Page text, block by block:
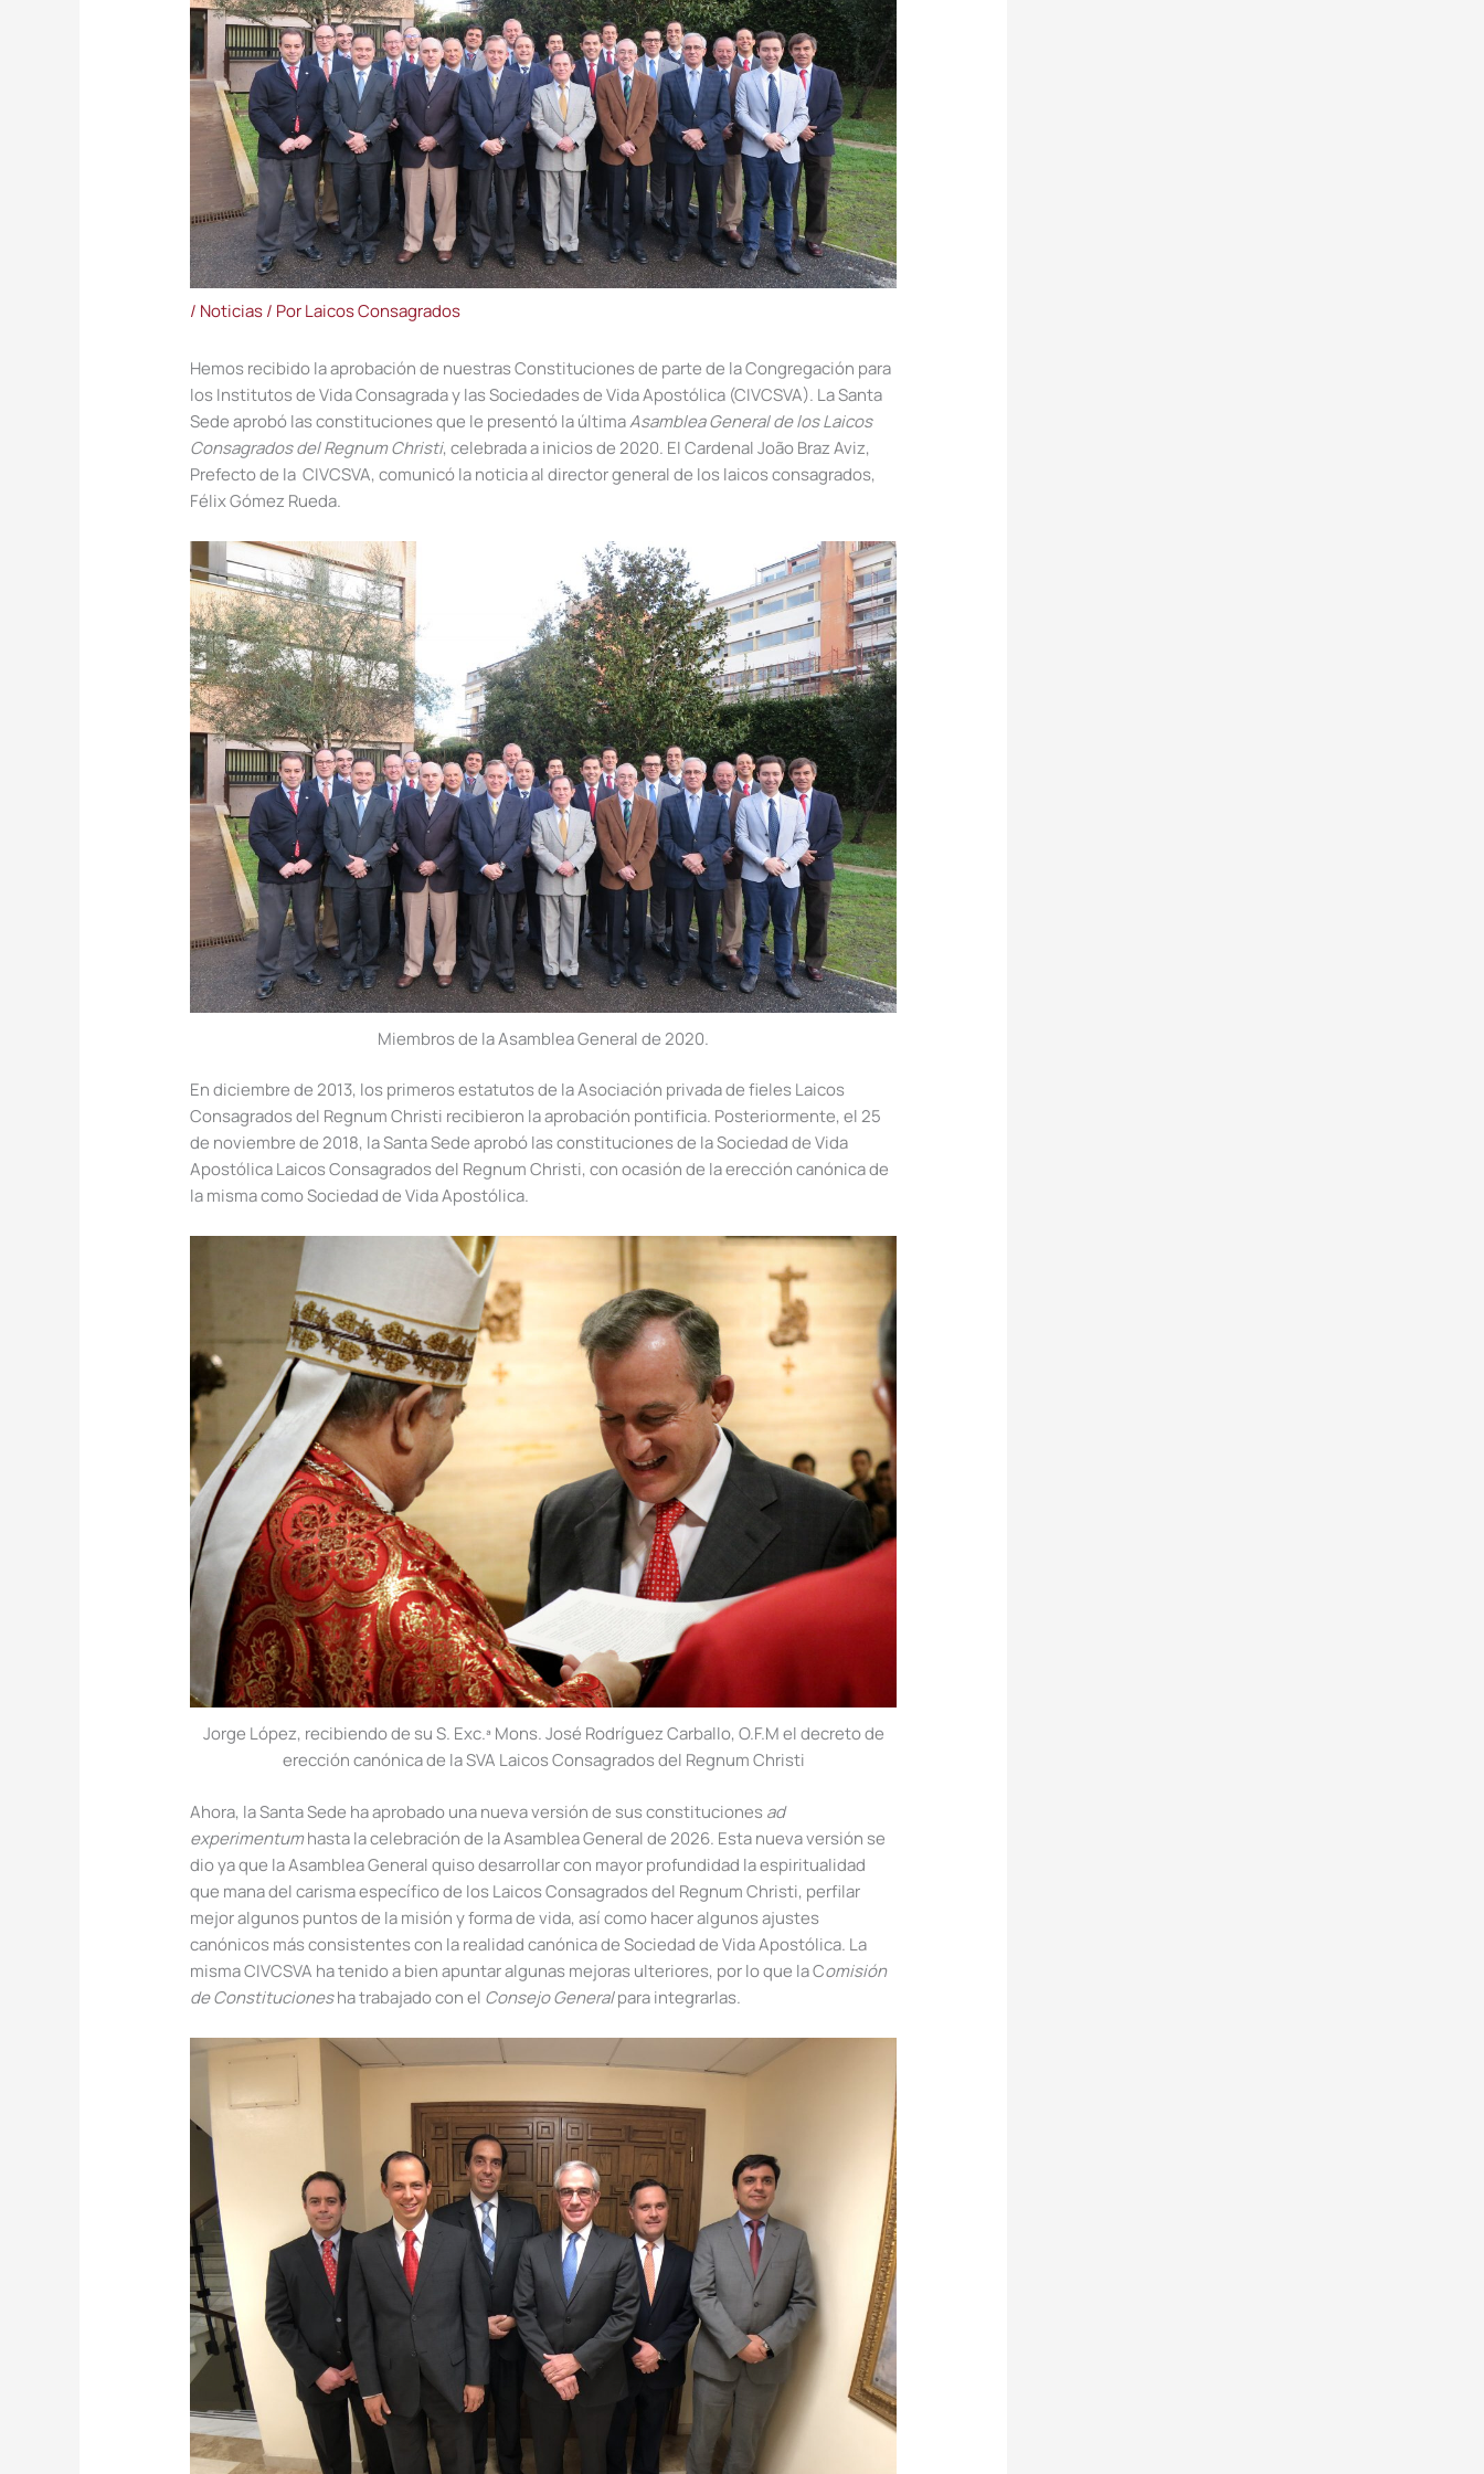
/ Noticias/ PorLaicos Consagrados
Hemos recibido la aprobación de nuestras Constituciones de parte de la Congregación para
los Institutos de Vida Consagrada y las Sociedades de Vida Apostólica (CIVCSVA). La Santa
Sede aprobó las constituciones que le presentó la últimaAsamblea General de los Laicos
Consagrados del Regnum Christi, celebrada a inicios de 2020. El Cardenal João Braz Aviz,
Prefecto de la CIVCSVA, comunicó la noticia al director general de los laicos consagrados,
Félix Gómez Rueda.
Miembros de la Asamblea General de 2020.
En diciembre de 2013, los primeros estatutos de la Asociación privada de fieles Laicos
Consagrados del Regnum Christi recibieron la aprobación pontificia. Posteriormente, el 25
de noviembre de 2018, la Santa Sede aprobó las constituciones de la Sociedad de Vida
Apostólica Laicos Consagrados del Regnum Christi, con ocasión de la erección canónica de
la misma como Sociedad de Vida Apostólica.
Jorge López, recibiendo de su S. Exc.ª Mons. José Rodríguez Carballo, O.F.M el decreto de
erección canónica de la SVA Laicos Consagrados del Regnum Christi
Ahora, la Santa Sede ha aprobado una nueva versión de sus constitucionesad
experimentumhasta la celebración de la Asamblea General de 2026. Esta nueva versión se
dio ya que la Asamblea General quiso desarrollar con mayor profundidad la espiritualidad
que mana del carisma específico de los Laicos Consagrados del Regnum Christi, perfilar
mejor algunos puntos de la misión y forma de vida, así como hacer algunos ajustes
canónicos más consistentes con la realidad canónica de Sociedad de Vida Apostólica. La
misma CIVCSVA ha tenido a bien apuntar algunas mejoras ulteriores, por lo que la Comisión
de Constitucionesha trabajado con el Consejo Generalpara integrarlas.